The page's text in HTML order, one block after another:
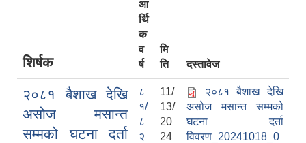
शिर्षक
आ
र्थि
क
व
र्ष
मि
ति
दस्तावेज
२०८१ बैशाख देखि
असोज मसान्त
सम्मको घटना दर्ता
८
१/
८
२
11/
13/
20
24
२०८१ बैशाख देखि
असोज मसान्त सम्मको
घटना दर्ता
विवरण_20241018_0